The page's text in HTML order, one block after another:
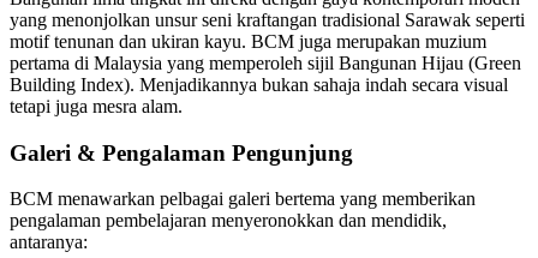
yang menonjolkan unsur seni kraftangan tradisional Sarawak seperti
motif tenunan dan ukiran kayu. BCM juga merupakan muzium
pertama di Malaysia yang memperoleh sijil Bangunan Hijau (Green
Building Index). Menjadikannya bukan sahaja indah secara visual
tetapi juga mesra alam.
Galeri & Pengalaman Pengunjung
BCM menawarkan pelbagai galeri bertema yang memberikan
pengalaman pembelajaran menyeronokkan dan mendidik,
antaranya: